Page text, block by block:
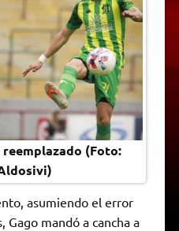
(Foto:
asumiendo el error
mandó a cancha a